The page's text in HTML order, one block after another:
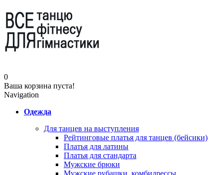
0
Ваша корзина пуста!
Navigation
Одежда
Для танцев на выступления
Рейтинговые платья для танцев (бейсики)
Платья для латины
Платья для стандарта
Мужские брюки
Мужские рубашки, комбидрессы